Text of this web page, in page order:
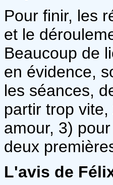
Pour finir, les
et le
Beaucoup de
en évidence,
les séances,
partir trop
amour, 3)
deux
L'avis de